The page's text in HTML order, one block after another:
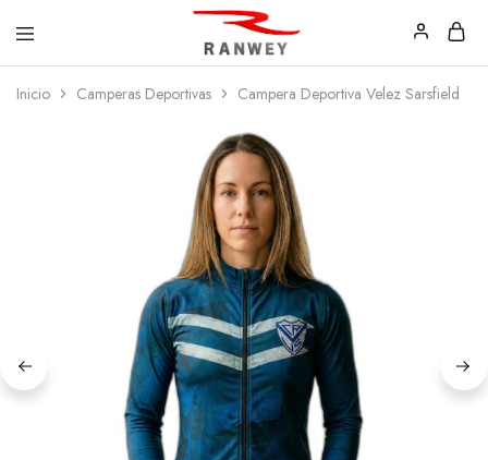
Ranwey
|
Estilo,
Inicio Camperas Deportivas Campera Deportiva Velez Sarsfield